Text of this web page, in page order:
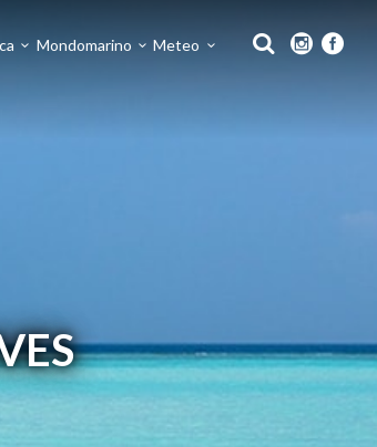
Mondomarino Meteo